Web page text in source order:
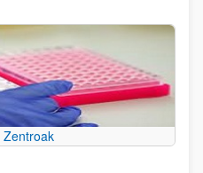
Zentroak